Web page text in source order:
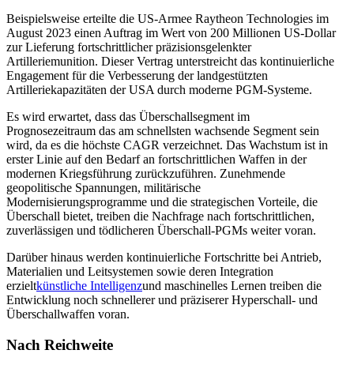
Beispielsweise erteilte die US-Armee Raytheon Technologies im
August 2023 einen Auftrag im Wert von 200 Millionen US-Dollar
zur Lieferung fortschrittlicher präzisionsgelenkter
Artilleriemunition. Dieser Vertrag unterstreicht das kontinuierliche
Engagement für die Verbesserung der landgestützten
Artilleriekapazitäten der USA durch moderne PGM-Systeme.
Es wird erwartet, dass das Überschallsegment im
Prognosezeitraum das am schnellsten wachsende Segment sein
wird, da es die höchste CAGR verzeichnet. Das Wachstum ist in
erster Linie auf den Bedarf an fortschrittlichen Waffen in der
modernen Kriegsführung zurückzuführen. Zunehmende
geopolitische Spannungen, militärische
Modernisierungsprogramme und die strategischen Vorteile, die
Überschall bietet, treiben die Nachfrage nach fortschrittlichen,
zuverlässigen und tödlicheren Überschall-PGMs weiter voran.
Darüber hinaus werden kontinuierliche Fortschritte bei Antrieb,
Materialien und Leitsystemen sowie deren Integration
erzieltkünstliche Intelligenzund maschinelles Lernen treiben die
Entwicklung noch schnellerer und präziserer Hyperschall- und
Überschallwaffen voran.
Nach Reichweite